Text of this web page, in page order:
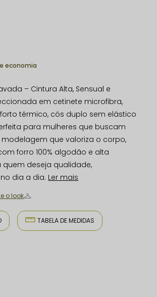
economia
– Cintura Alta, Sensual e
em cetinete microfibra,
térmico, cós duplo sem elástico
para mulheres que buscam
modelagem que valoriza o corpo,
forro 100% algodão e alta
quem deseja qualidade,
dia a dia. Ler mais
o look
TABELA DE MEDIDAS